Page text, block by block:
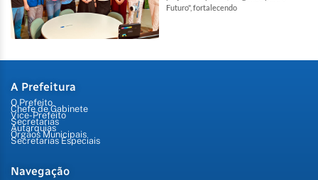
Futuro", fortalecendo
A Prefeitura
O Prefeito
Chefe de Gabinete
Vice-Prefeito
Secretarias
Autarquias
Órgãos Municipais
Secretarias Especiais
Navegação